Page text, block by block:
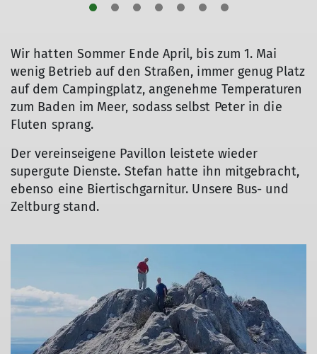
Wir hatten Sommer Ende April, bis zum 1. Mai
wenig Betrieb auf den Straßen, immer genug Platz
auf dem Campingplatz, angenehme Temperaturen
zum Baden im Meer, sodass selbst Peter in die
Fluten sprang.
Der vereinseigene Pavillon leistete wieder
supergute Dienste. Stefan hatte ihn mitgebracht,
ebenso eine Biertischgarnitur. Unsere Bus- und
Zeltburg stand.